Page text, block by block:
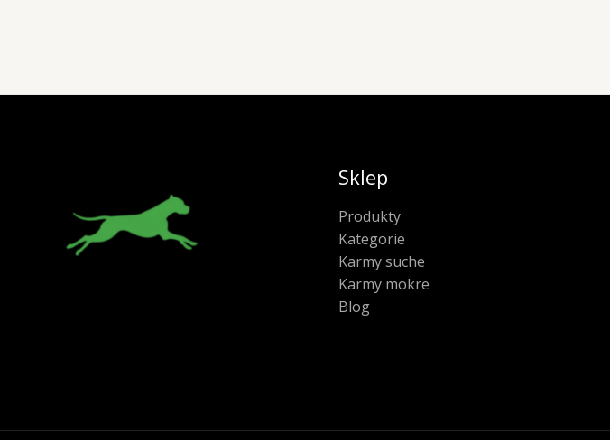
Sklep
Produkty
Kategorie
Karmy suche
Karmy mokre
Blog